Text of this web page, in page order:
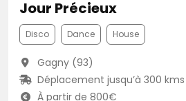
Jour Précieux
Disco Dance House
Gagny (93)
Déplacement jusqu’à 300 kms
À partir de 800€